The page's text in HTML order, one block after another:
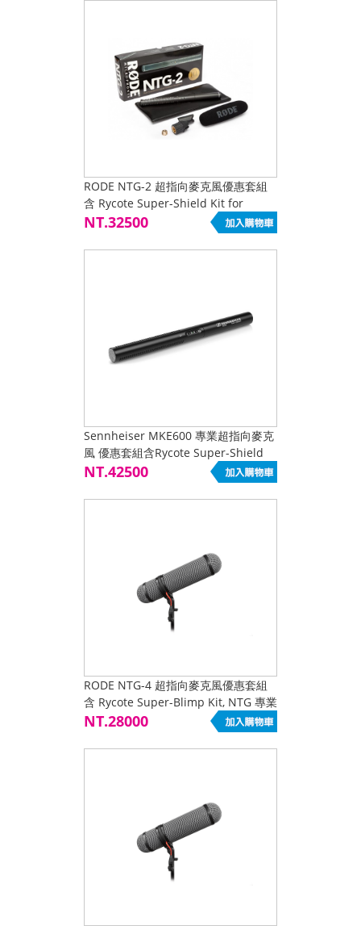
RODE NTG-2 超指向麥克風優惠套組
含 Rycote Super-Shield Kit for
Shotgun Mics (Large) 專業避震把手
NT.32500
Sennheiser MKE600 專業超指向麥克
風 優惠套組含Rycote Super-Shield
Kit for Shotgun Mics (Larg
NT.42500
RODE NTG-4 超指向麥克風優惠套組
含 Rycote Super-Blimp Kit, NTG 專業
避震把手+兔毛套組 專業避震把手+兔
NT.28000